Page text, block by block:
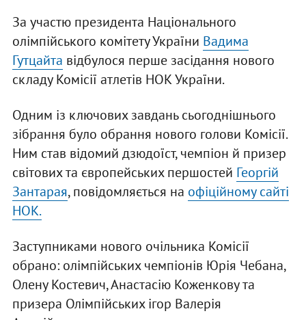
За участю президента Національного
олімпійського комітету України Вадима
Гутцайта відбулося перше засідання нового
складу Комісії атлетів НОК України.
Одним із ключових завдань сьогоднішнього
зібрання було обрання нового голови Комісії.
Ним став відомий дзюдоїст, чемпіон й призер
світових та європейських першостей Георгій
Зантарая, повідомляється на офіційному сайті
НОК.
Заступниками нового очільника Комісії
обрано: олімпійських чемпіонів Юрія Чебана,
Олену Костевич, Анастасію Коженкову та
призера Олімпійських ігор Валерія